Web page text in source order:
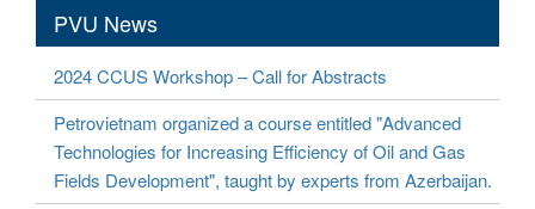
PVU News
2024 CCUS Workshop – Call for Abstracts
Petrovietnam organized a course entitled "Advanced
Technologies for Increasing Efficiency of Oil and Gas
Fields Development", taught by experts from Azerbaijan.